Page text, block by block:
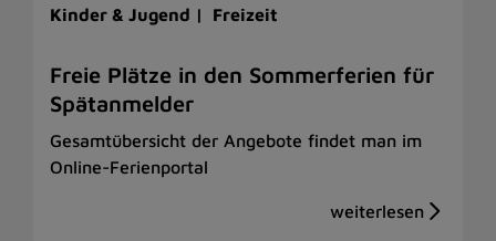
Kinder & Jugend | Freizeit
Freie Plätze in den Sommerferien für
Spätanmelder
Gesamtübersicht der Angebote findet man im
Online-Ferienportal